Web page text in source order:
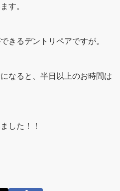
す。
きるデントリペアですが。
なると、半日以上のお時間は
した！！